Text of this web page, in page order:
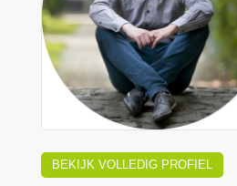
BEKIJK VOLLEDIG PROFIEL